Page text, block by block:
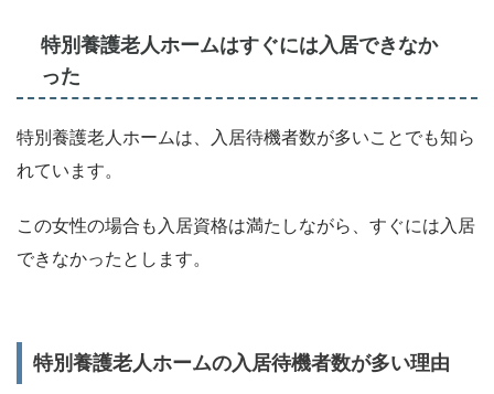
特別養護老人ホームはすぐには入居できなか
った
特別養護老人ホームは、入居待機者数が多いことでも知ら
れています。
この女性の場合も入居資格は満たしながら、すぐには入居
できなかったとします。
特別養護老人ホームの入居待機者数が多い理由